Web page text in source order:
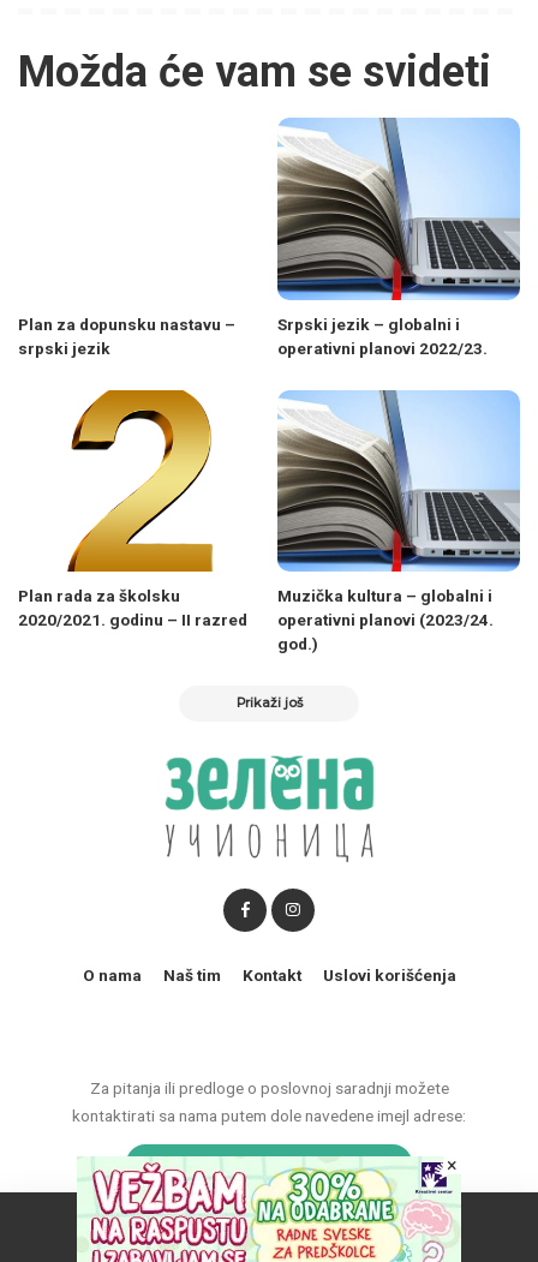
Možda će vam se svideti
Plan za dopunsku nastavu –
srpski jezik
Srpski jezik – globalni i
operativni planovi 2022/23.
Plan rada za školsku
2020/2021. godinu – II razred
Muzička kultura – globalni i
operativni planovi (2023/24.
god.)
Prikaži još
Za pitanja ili predloge o poslovnoj saradnji možete
kontaktirati sa nama putem dole navedene imejl adrese:
marketing@zelenaucionica.com
O nama Naš tim Kontakt Uslovi korišćenja
© 2011-2024 Copyright by Zelena učionica. All Rights reserved.
Naš vebsajt koristi kolačiće da poboljša vaše iskustvo.
×